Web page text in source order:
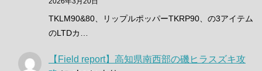
TKLM90&80、リップルポッパーTKRP90、の3アイテム
のLTDカ…
【Field report】高知県南西部の磯ヒラスズキ攻